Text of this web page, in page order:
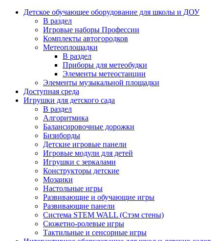
Детское обучающее оборудование для школы и ДОУ
В раздел
Игровые наборы Профессии
Комплекты автогородков
Метеоплощадки
В раздел
Приборы для метеобудки
Элементы метеостанции
Элементы музыкальной площадки
Доступная среда
Игрушки для детского сада
В раздел
Алгоритмика
Балансировочные дорожки
Бизиборды
Детские игровые панели
Игровые модули для детей
Игрушки с зеркалами
Конструкторы детские
Мозаики
Настольные игры
Развивающие и обучающие игры
Развивающие панели
Система STEM WALL (Cтэм стены)
Сюжетно-ролевые игры
Тактильные и сенсорные игры